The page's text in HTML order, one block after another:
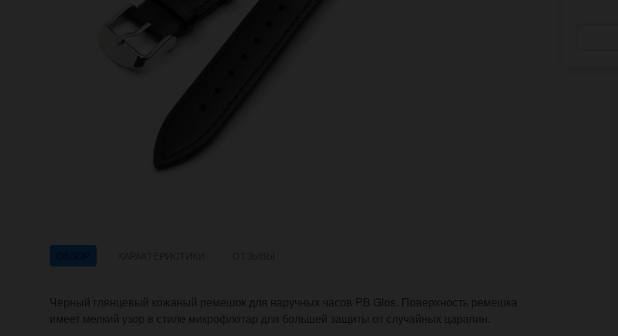
ОБЗОР
Чёрный глянцевый кожаный ремешок для наручных часов PB Glos. Поверхность ремешка
имеет мелкий узор в стиле микрофлотар для большей защиты от случайных царапин.